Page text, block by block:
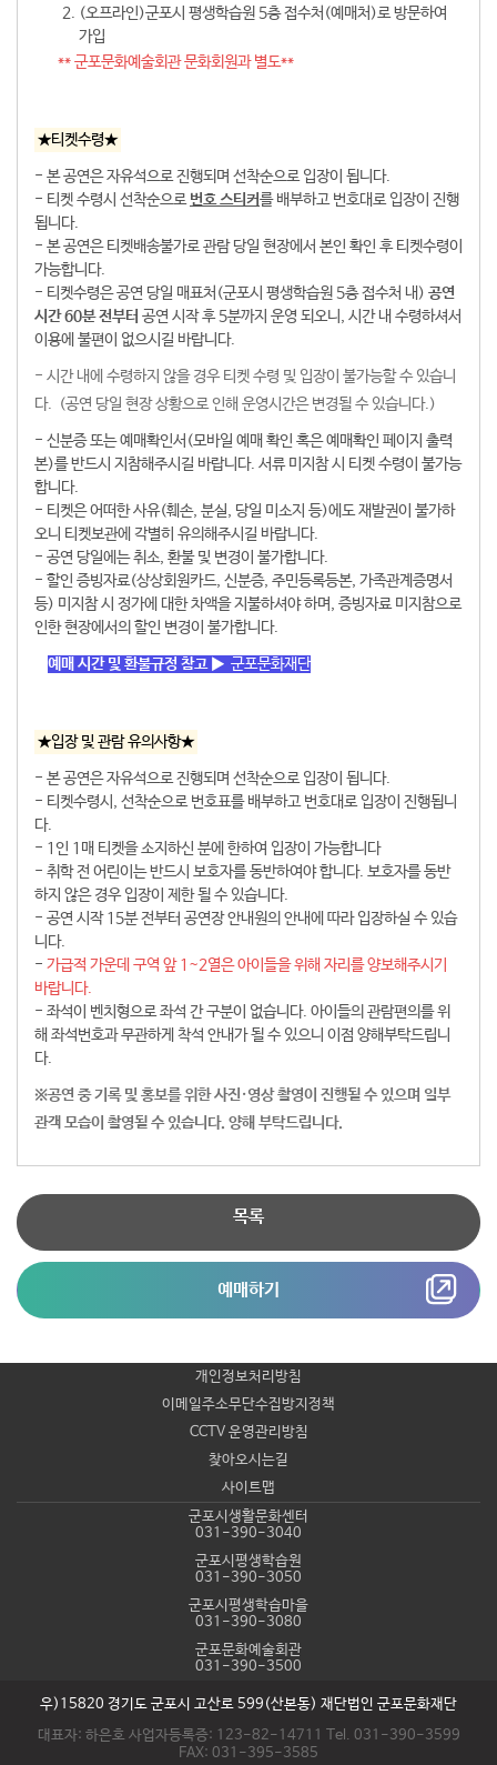
(오프라인)군포시 평생학습원 5층 접수처(예매처)로 방문하여
가입
** 군포문화예술회관 문화회원과 별도**
★티켓수령★
- 본 공연은 자유석으로 진행되며 선착순으로 입장이 됩니다.
- 티켓 수령시 선착순으로번호 스티커를 배부하고 번호대로 입장이 진행
됩니다.
- 본 공연은 티켓배송불가로 관람 당일 현장에서 본인 확인 후 티켓수령이
가능합니다.
- 티켓수령은 공연 당일 매표처(군포시 평생학습원 5층 접수처 내) 공연
시간 60분 전부터 공연 시작 후 5분까지 운영 되오니, 시간 내 수령하셔서
이용에 불편이 없으시길 바랍니다.
- 시간 내에 수령하지 않을 경우 티켓 수령 및 입장이 불가능할 수 있습니
다. (공연 당일 현장 상황으로 인해 운영시간은 변경될 수 있습니다.)
- 신분증 또는 예매확인서(모바일 예매 확인 혹은 예매확인 페이지 출력
본)를 반드시 지참해주시길 바랍니다. 서류 미지참 시 티켓 수령이 불가능
합니다.
- 티켓은 어떠한 사유(훼손, 분실, 당일 미소지 등)에도 재발권이 불가하
오니 티켓보관에 각별히 유의해주시길 바랍니다.
- 공연 당일에는 취소, 환불 및 변경이 불가합니다.
- 할인 증빙자료(상상회원카드, 신분증, 주민등록등본, 가족관계증명서
등) 미지참 시 정가에 대한 차액을 지불하셔야 하며, 증빙자료 미지참으로
인한 현장에서의 할인 변경이 불가합니다.
예매 시간 및 환불규정 참고 ▶ 군포문화재단
★입장 및 관람 유의사항★
- 본 공연은 자유석으로 진행되며 선착순으로 입장이 됩니다.
- 티켓수령시, 선착순으로 번호표를 배부하고 번호대로 입장이 진행됩니
다.
- 1인 1매 티켓을 소지하신 분에 한하여 입장이 가능합니다
- 취학 전 어린이는 반드시 보호자를 동반하여야 합니다. 보호자를 동반
하지 않은 경우 입장이 제한 될 수 있습니다.
- 공연 시작 15분 전부터 공연장 안내원의 안내에 따라 입장하실 수 있습
니다.
- 가급적 가운데 구역 앞 1~2열은 아이들을 위해 자리를 양보해주시기
바랍니다.
- 좌석이 벤치형으로 좌석 간 구분이 없습니다. 아이들의 관람편의를 위
해 좌석번호과 무관하게 착석 안내가 될 수 있으니 이점 양해부탁드립니
다.
※공연 중 기록 및 홍보를 위한 사진·영상 촬영이 진행될 수 있으며 일부
관객 모습이 촬영될 수 있습니다. 양해 부탁드립니다.
목록
예매하기
개인정보처리방침
이메일주소무단수집방지정책
CCTV 운영관리방침
찾아오시는길
사이트맵
군포시생활문화센터
031-390-3040
군포시평생학습원
031-390-3050
군포시평생학습마을
031-390-3080
군포문화예술회관
031-390-3500
우)15820 경기도 군포시 고산로 599(산본동) 재단법인 군포문화재단
대표자: 하은호 사업자등록증: 123-82-14711 Tel. 031-390-3599
FAX: 031-395-3585